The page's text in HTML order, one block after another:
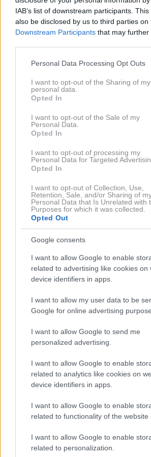
IAB’s list of downstream participants.
also be disclosed by us to third parties on
Downstream Participants that may
Please note that this website/app uses
not limited to your visit or usage
grant or deny consent to Google and its
use your data for below specified
consent section.
Personal Data Processing Opt Outs
I want to opt-out of the Sharing of my
personal data.
Opted In
I want to opt-out of the Sale of my
Personal Data.
Opted In
I want to opt-out of processing my
Personal Data for Targeted
Opted In
I want to opt-out of Collection, Use,
Retention, Sale, and/or Sharing of
Personal Data that Is Unrelated with
Purposes for which it was collected.
Opted Out
Google consents
I want to allow Google to enable
related to advertising like cookies on
device identifiers in apps.
I want to allow my user data to be
Google for online advertising
I want to allow Google to send me
personalized advertising.
I want to allow Google to enable
related to analytics like cookies on
device identifiers in apps.
I want to allow Google to enable
related to functionality of the website
I want to allow Google to enable
related to personalization.
ΔΙΑΒΑΣΤΕ
NEWS,ΜΟΔΑ
Εύη Βατίδου: Το κόκκινο μπικίνι
εντυπωσιακή σιλουέτα της στη
ΜΟΔΑ